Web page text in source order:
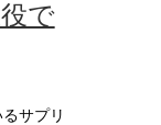
で
サプリ